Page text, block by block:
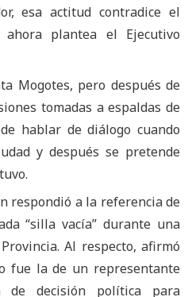
esa actitud contradice el
plantea el Ejecutivo
Mogotes, pero después de
tomadas a espaldas de
hablar de diálogo cuando
y después se pretende
respondió a la referencia de
“silla vacía” durante una
Al respecto, afirmó
fue la de un representante
decisión política para